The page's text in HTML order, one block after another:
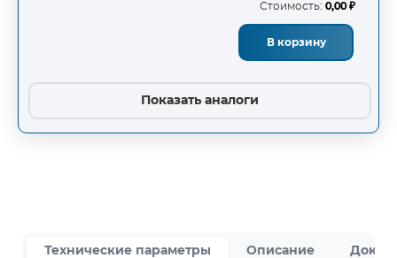
Стоимость: 0,00 ₽
В корзину
Показать аналоги
Технические параметры Описание